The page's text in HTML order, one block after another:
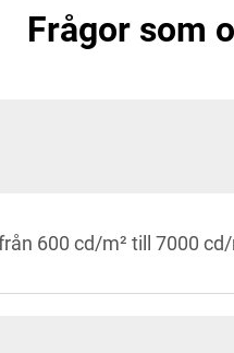
Frågor som
600 cd/m² till 7000